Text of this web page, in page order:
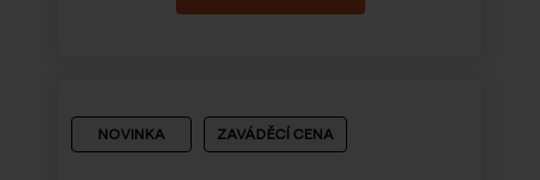
NOVINKA ZAVÁDĚCÍ CENA